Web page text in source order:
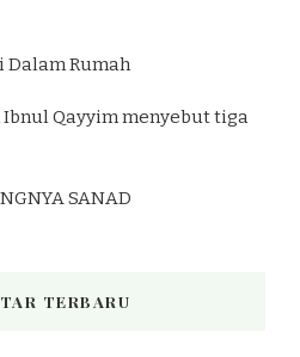
Dalam Rumah
Qayyim menyebut tiga
SANAD
TERBARU